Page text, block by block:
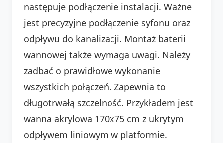
następuje podłączenie instalacji. Ważne
jest precyzyjne podłączenie syfonu oraz
odpływu do kanalizacji. Montaż baterii
wannowej także wymaga uwagi. Należy
zadbać o prawidłowe wykonanie
wszystkich połączeń. Zapewnia to
długotrwałą szczelność. Przykładem jest
wanna akrylowa 170x75 cm z ukrytym
odpływem liniowym w platformie.